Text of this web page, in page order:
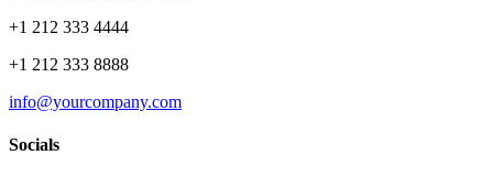
+1 212 333 4444
+1 212 333 8888
info@yourcompany.com
Socials